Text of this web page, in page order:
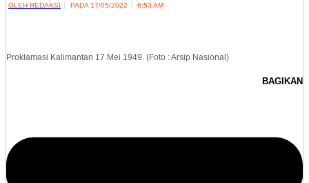
OLEH REDAKSI PADA 17/05/2022 6:53 AM
Proklamasi Kalimantan 17 Mei 1949. (Foto : Arsip Nasional)
BAGIKAN